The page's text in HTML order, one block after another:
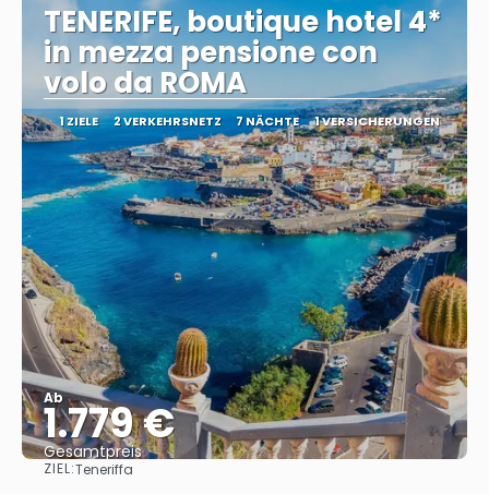
TENERIFE, boutique hotel 4*
in mezza pensione con
volo da ROMA
1 ZIELE 2 VERKEHRSNETZ 7 NÄCHTE 1 VERSICHERUNGEN
Ab
1.779 €
Gesamtpreis
ZIEL:Teneriffa